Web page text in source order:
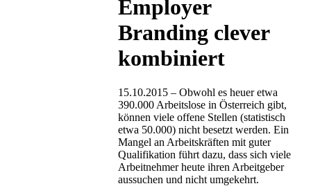
Employer
Branding clever
kombiniert
15.10.2015 – Obwohl es heuer etwa
390.000 Arbeitslose in Österreich gibt,
können viele offene Stellen (statistisch
etwa 50.000) nicht besetzt werden. Ein
Mangel an Arbeitskräften mit guter
Qualifikation führt dazu, dass sich viele
Arbeitnehmer heute ihren Arbeitgeber
aussuchen und nicht umgekehrt.